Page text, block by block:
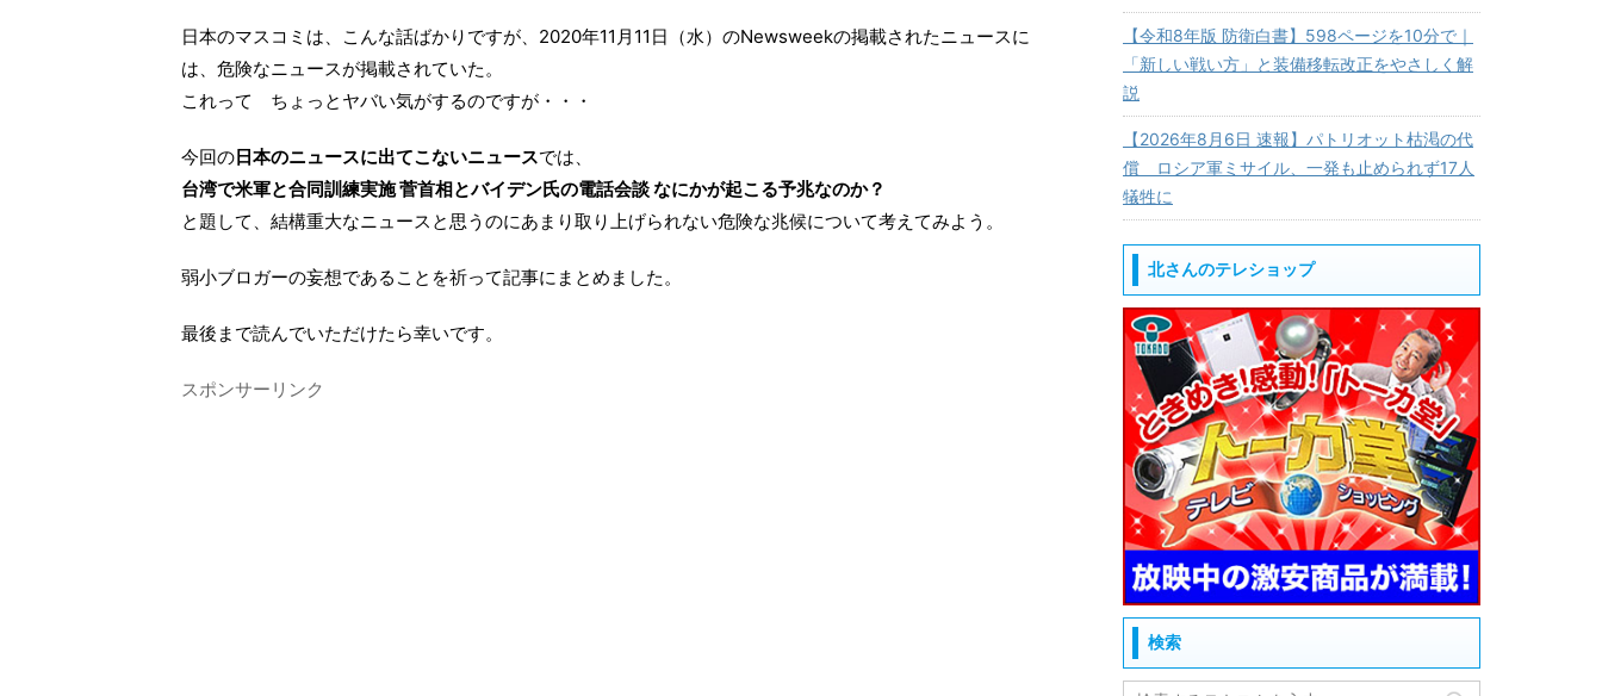
日本のマスコミは、こんな話ばかりですが、2020年11月11日（水）のNewsweekの掲載されたニュースに
は、危険なニュースが掲載されていた。
これって ちょっとヤバい気がするのですが・・・
今回の日本のニュースに出てこないニュースでは、
台湾で米軍と合同訓練実施 菅首相とバイデン氏の電話会談 なにかが起こる予兆なのか？
と題して、結構重大なニュースと思うのにあまり取り上げられない危険な兆候について考えてみよう。
弱小ブロガーの妄想であることを祈って記事にまとめました。
最後まで読んでいただけたら幸いです。
スポンサーリンク
【令和8年版 防衛白書】598ページを10分で｜
「新しい戦い方」と装備移転改正をやさしく解
説
【2026年8月6日 速報】パトリオット枯渇の代
償 ロシア軍ミサイル、一発も止められず17人
犠牲に
北さんのテレショップ
検索